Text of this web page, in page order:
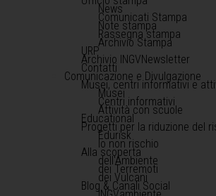
News
Comunicati Stampa
Note stampa
Rassegna stampa
Archivio Stampa
URP
Archivio INGVNewsletter
Contatti
Comunicazione e Divulgazione
Musei, centri informativi e
Musei
Centri informativi
Attività con scuole
Educational
Progetti per la riduzione del
Edurisk
Io non rischio
Alla scoperta
dell'Ambiente
dei Terremoti
dei Vulcani
Blog & Canali Social